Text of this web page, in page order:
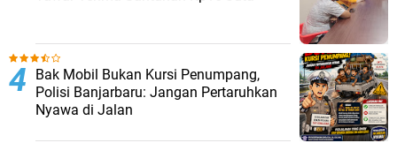
Bak Mobil Bukan Kursi Penumpang,
Polisi Banjarbaru: Jangan Pertaruhkan
Nyawa di Jalan